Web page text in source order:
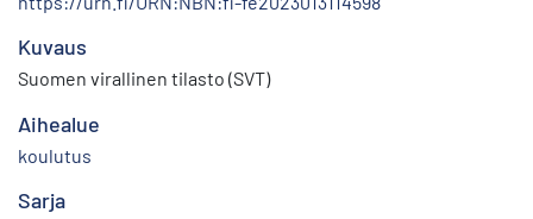
Kuvaus
Suomen virallinen tilasto (SVT)
Aihealue
koulutus
Sarja